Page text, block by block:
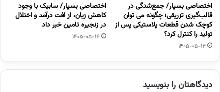
اختصاصی بسپار/ جمع‌شدگی در
قالب‌گیری تزریقی؛ چگونه می توان
کوچک شدن قطعات پلاستیکی پس از
تولید را کنترل کرد؟
1405-05-14
اختصاصی بسپار/ سابیک با وجود
کاهش زیان، از افت درآمد و اختلال
در زنجیره تامین خبر داد
1405-05-14
دیدگاهتان را بنویسید